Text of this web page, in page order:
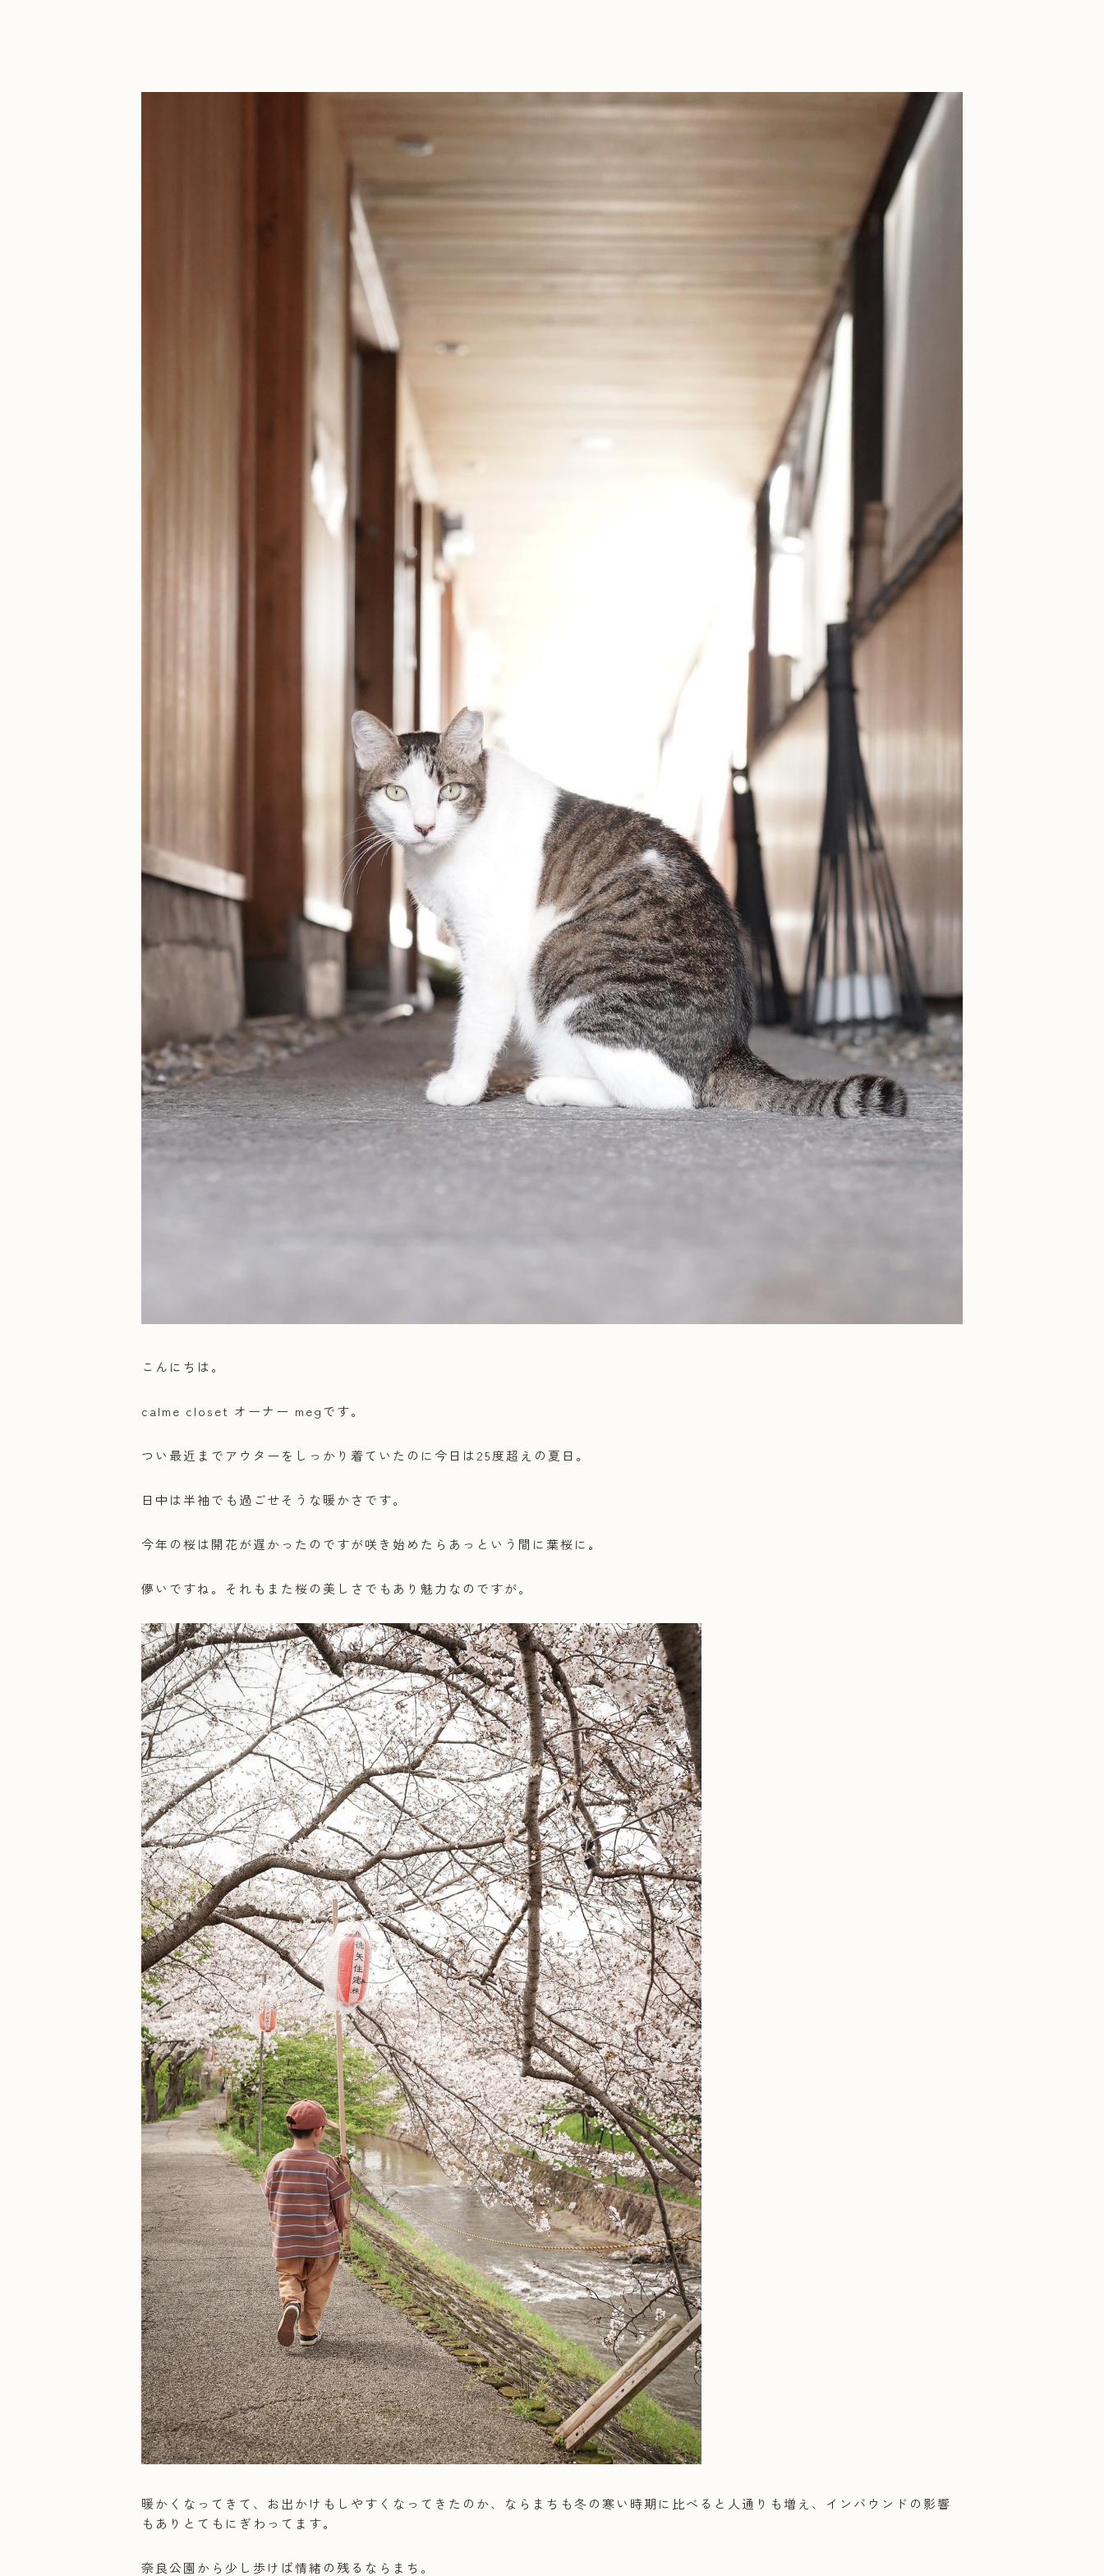
こんにちは。
calme closet オーナー megです。
つい最近までアウターをしっかり着ていたのに今日は25度超えの夏日。
日中は半袖でも過ごせそうな暖かさです。
今年の桜は開花が遅かったのですが咲き始めたらあっという間に葉桜に。
儚いですね。それもまた桜の美しさでもあり魅力なのですが。
暖かくなってきて、お出かけもしやすくなってきたのか、ならまちも冬の寒い時期に比べると人通りも増え、インバウンドの影響
もありとてもにぎわってます。
奈良公園から少し歩けば情緒の残るならまち。